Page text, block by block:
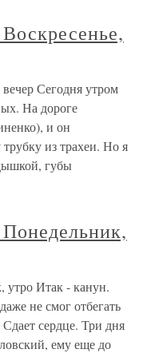
Сегодня утром
На дороге
и он
из трахеи. Но я
губы
утро Итак - канун.
не смог отбегать
сердце. Три дня
ему еще до